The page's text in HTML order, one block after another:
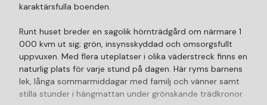
karaktärsfulla boenden.
Runt huset breder en sagolik hörnträdgård om närmare 1
000 kvm ut sig; grön, insynsskyddad och omsorgsfullt
uppvuxen. Med flera uteplatser i olika väderstreck finns en
naturlig plats för varje stund på dagen. Här ryms barnens
lek, långa sommarmiddagar med familj och vänner samt
stilla stunder i hängmattan under grönskande trädkronor.